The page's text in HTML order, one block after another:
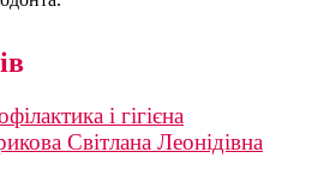
і гігієна
Світлана Леонідівна